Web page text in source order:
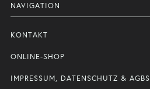
NAVIGATION
KONTAKT
ONLINE-SHOP
IMPRESSUM, DATENSCHUTZ & AGBS